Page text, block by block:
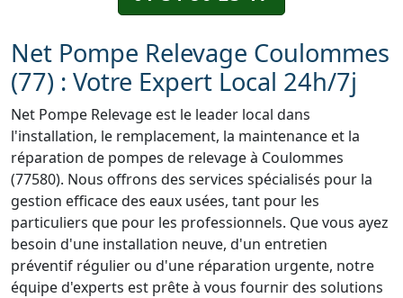
Net Pompe Relevage Coulommes
(77) : Votre Expert Local 24h/7j
Net Pompe Relevage est le leader local dans
l'installation, le remplacement, la maintenance et la
réparation de pompes de relevage à Coulommes
(77580). Nous offrons des services spécialisés pour la
gestion efficace des eaux usées, tant pour les
particuliers que pour les professionnels. Que vous ayez
besoin d'une installation neuve, d'un entretien
préventif régulier ou d'une réparation urgente, notre
équipe d'experts est prête à vous fournir des solutions